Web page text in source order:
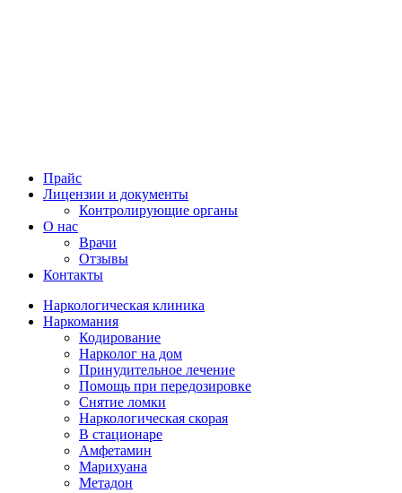
Прайс
Лицензии и документы
Контролирующие органы
О нас
Врачи
Отзывы
Контакты
Наркологическая клиника
Наркомания
Кодирование
Нарколог на дом
Принудительное лечение
Помощь при передозировке
Снятие ломки
Наркологическая скорая
В стационаре
Амфетамин
Марихуана
Метадон